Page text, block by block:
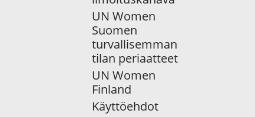
UN Women
Suomen
turvallisemman
tilan periaatteet
UN Women
Finland
Käyttöehdot